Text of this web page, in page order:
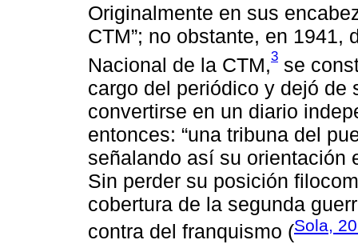
Originalmente en sus
CTM”; no obstante, en 1941,
Nacional de la CTM,3 se
cargo del periódico y dejó de
convertirse en un diario
entonces: “una tribuna del
señalando así su orientación
Sin perder su posición
cobertura de la segunda
contra del franquismo (Sola,